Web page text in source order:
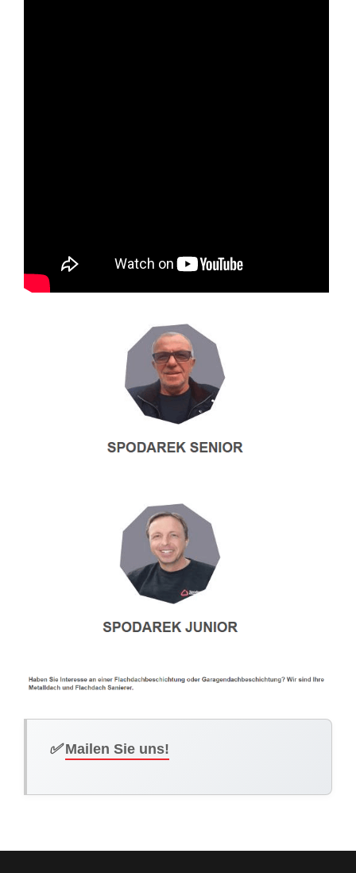
✅Mailen Sie uns!